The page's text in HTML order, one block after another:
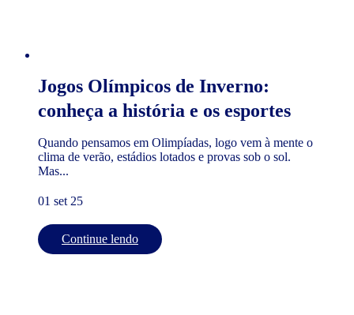
Jogos Olímpicos de Inverno:
conheça a história e os esportes
Quando pensamos em Olimpíadas, logo vem à mente o
clima de verão, estádios lotados e provas sob o sol.
Mas...
01 set 25
Continue lendo